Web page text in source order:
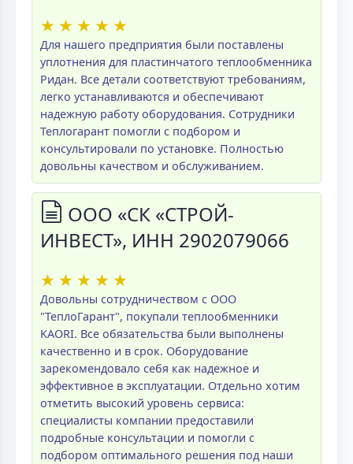
★ ★ ★ ★ ★
Для нашего предприятия были поставлены
уплотнения для пластинчатого теплообменника
Ридан. Все детали соответствуют требованиям,
легко устанавливаются и обеспечивают
надежную работу оборудования. Сотрудники
Теплогарант помогли с подбором и
консультировали по установке. Полностью
довольны качеством и обслуживанием.
ООО «СК «СТРОЙ-
ИНВЕСТ», ИНН 2902079066
★ ★ ★ ★ ★
Довольны сотрудничеством с ООО
"ТеплоГарант", покупали теплообменники
KAORI. Все обязательства были выполнены
качественно и в срок. Оборудование
зарекомендовало себя как надежное и
эффективное в эксплуатации. Отдельно хотим
отметить высокий уровень сервиса:
специалисты компании предоставили
подробные консультации и помогли с
подбором оптимального решения под наши